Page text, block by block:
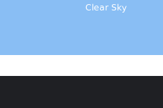
Clear Sky